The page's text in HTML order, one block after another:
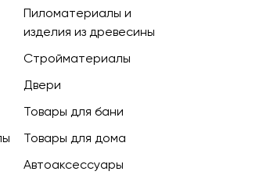
Пиломатериалы и
изделия из древесины
Стройматериалы
Двери
Товары для бани
Товары для дома
Автоаксессуары